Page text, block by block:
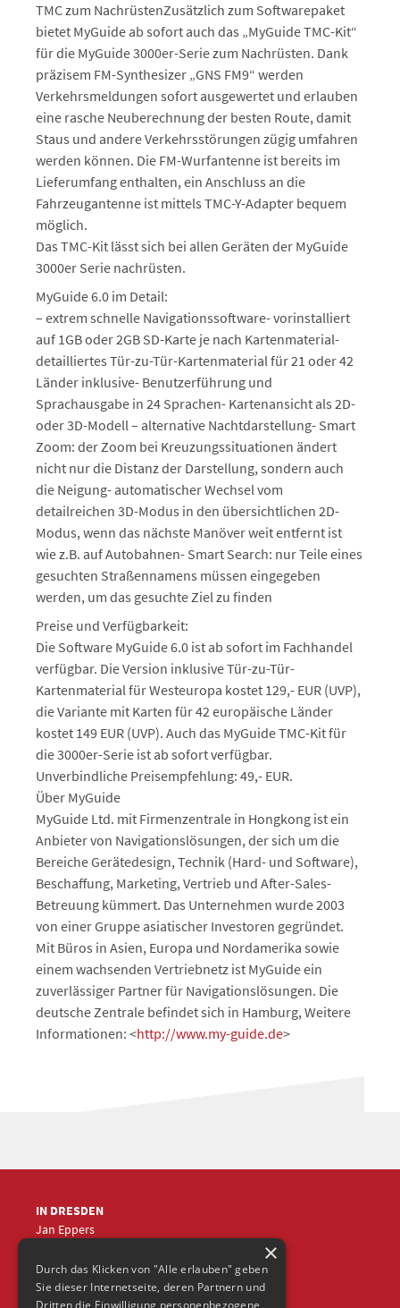
TMC zum NachrüstenZusätzlich zum Softwarepaket
bietet MyGuide ab sofort auch das „MyGuide TMC-Kit“
für die MyGuide 3000er-Serie zum Nachrüsten. Dank
präzisem FM-Synthesizer „GNS FM9“ werden
Verkehrsmeldungen sofort ausgewertet und erlauben
eine rasche Neuberechnung der besten Route, damit
Staus und andere Verkehrsstörungen zügig umfahren
werden können. Die FM-Wurfantenne ist bereits im
Lieferumfang enthalten, ein Anschluss an die
Fahrzeugantenne ist mittels TMC-Y-Adapter bequem
möglich.
Das TMC-Kit lässt sich bei allen Geräten der MyGuide
3000er Serie nachrüsten.
MyGuide 6.0 im Detail:
– extrem schnelle Navigationssoftware- vorinstalliert
auf 1GB oder 2GB SD-Karte je nach Kartenmaterial-
detailliertes Tür-zu-Tür-Kartenmaterial für 21 oder 42
Länder inklusive- Benutzerführung und
Sprachausgabe in 24 Sprachen- Kartenansicht als 2D-
oder 3D-Modell – alternative Nachtdarstellung- Smart
Zoom: der Zoom bei Kreuzungssituationen ändert
nicht nur die Distanz der Darstellung, sondern auch
die Neigung- automatischer Wechsel vom
detailreichen 3D-Modus in den übersichtlichen 2D-
Modus, wenn das nächste Manöver weit entfernt ist
wie z.B. auf Autobahnen- Smart Search: nur Teile eines
gesuchten Straßennamens müssen eingegeben
werden, um das gesuchte Ziel zu finden
Preise und Verfügbarkeit:
Die Software MyGuide 6.0 ist ab sofort im Fachhandel
verfügbar. Die Version inklusive Tür-zu-Tür-
Kartenmaterial für Westeuropa kostet 129,- EUR (UVP),
die Variante mit Karten für 42 europäische Länder
kostet 149 EUR (UVP). Auch das MyGuide TMC-Kit für
die 3000er-Serie ist ab sofort verfügbar.
Unverbindliche Preisempfehlung: 49,- EUR.
Über MyGuide
MyGuide Ltd. mit Firmenzentrale in Hongkong ist ein
Anbieter von Navigationslösungen, der sich um die
Bereiche Gerätedesign, Technik (Hard- und Software),
Beschaffung, Marketing, Vertrieb und After-Sales-
Betreuung kümmert. Das Unternehmen wurde 2003
von einer Gruppe asiatischer Investoren gegründet.
Mit Büros in Asien, Europa und Nordamerika sowie
einem wachsenden Vertriebnetz ist MyGuide ein
zuverlässiger Partner für Navigationslösungen. Die
deutsche Zentrale befindet sich in Hamburg, Weitere
Informationen: <http://www.my-guide.de>
IN DRESDEN
Jan Eppers
jep@frische-fische.com ×
Durch das Klicken von "Alle erlauben" geben
Sie dieser Internetseite, deren Partnern und
Dritten die Einwilligung personenbezogene